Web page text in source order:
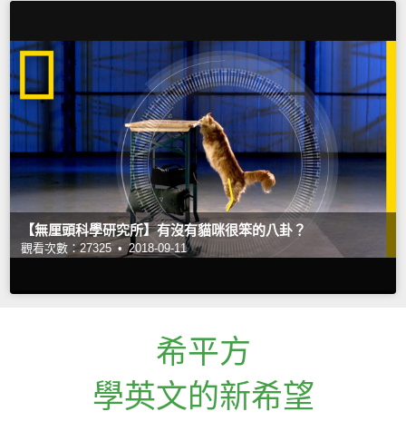
【無厘頭科學研究所】有沒有貓咪很笨的八卦？
觀看次數：27325 • 2018-09-11
希平方
學英文的新希望